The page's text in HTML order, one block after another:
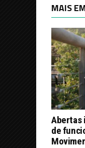
MAIS
Abertas
de